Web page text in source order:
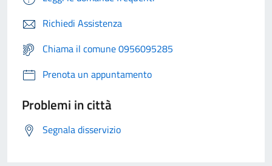
Richiedi Assistenza
Chiama il comune 0956095285
Prenota un appuntamento
Problemi in città
Segnala disservizio